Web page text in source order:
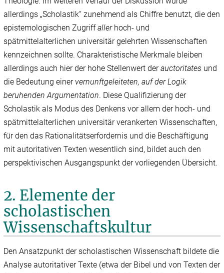
allerdings „Scholastik“ zunehmend als Chiffre benutzt, die den
epistemologischen Zugriffallerhoch- und
spätmittelalterlichen universitär gelehrten Wissenschaften
kennzeichnen sollte. Charakteristische Merkmale bleiben
allerdings auch hier der hohe Stellenwert derauctoritates und
die Bedeutung einer vernunftgeleiteten, auf der Logik
beruhenden Argumentation. Diese Qualifizierung der
Scholastik als Modus des Denkens vor allem der hoch- und
spätmittelalterlichen universitär verankerten Wissenschaften,
für den das Rationalitätserfordernis und die Beschäftigung
mit autoritativen Texten wesentlich sind, bildet auch den
perspektivischen Ausgangspunkt der vorliegenden Übersicht.
2. Elemente der
scholastischen
Wissenschaftskultur
Den Ansatzpunkt der scholastischen Wissenschaft bildete die
Analyse autoritativer Texte (etwa der Bibel und von Texten der